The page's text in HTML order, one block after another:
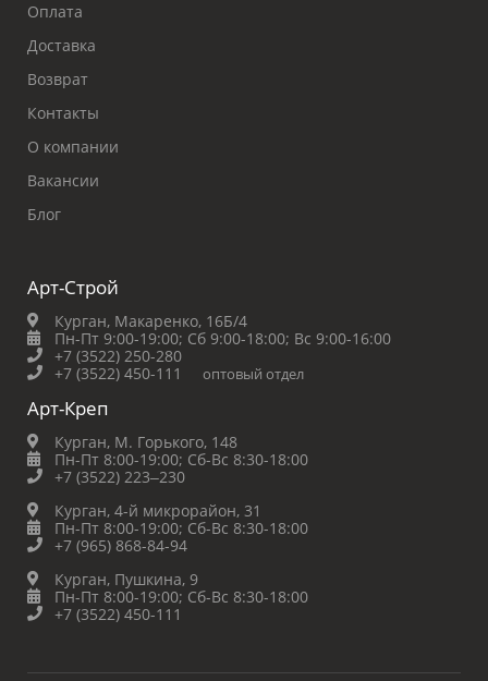
Оплата
Доставка
Возврат
Контакты
О компании
Вакансии
Блог
Арт-Строй
Курган, Макаренко, 16Б/4
Пн-Пт 9:00-19:00; Сб 9:00-18:00; Вс 9:00-16:00
+7 (3522) 250-280
+7 (3522) 450-111
оптовый отдел
Арт-Креп
Курган, М. Горького, 148
Пн-Пт 8:00-19:00; Сб-Вс 8:30-18:00
+7 (3522) 223‒230
Курган, 4-й микрорайон, 31
Пн-Пт 8:00-19:00; Сб-Вс 8:30-18:00
+7 (965) 868-84-94
Курган, Пушкина, 9
Пн-Пт 8:00-19:00; Сб-Вс 8:30-18:00
+7 (3522) 450-111